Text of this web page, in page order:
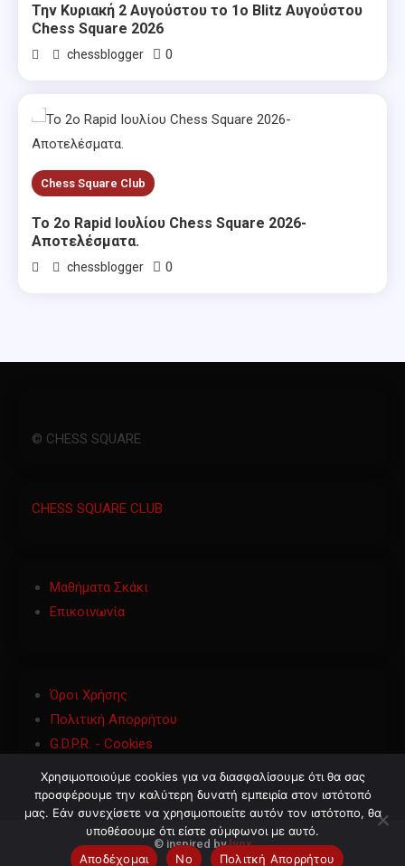
Την Κυριακή 2 Αυγούστου το 1ο Blitz Αυγούστου
Chess Square 2026
chessblogger 0
Chess Square Club
Το 2ο Rapid Ιουλίου Chess Square 2026-
Αποτελέσματα.
chessblogger 0
© CHESS SQUARE
CHESS SQUARE CLUB
Μαθήματα Σκάκι
Επικοινωνία
Όροι Χρήσης
Πολιτική Απορρήτου
G.D.P.R. - Cookies
© inspired bylynx
Χρησιμοποιούμε cookies για να διασφαλίσουμε ότι θα σας
προσφέρουμε την καλύτερη δυνατή εμπειρία στον ιστότοπό
μας. Εάν συνεχίσετε να χρησιμοποιείτε αυτόν τον ιστότοπο, θα
υποθέσουμε ότι είστε σύμφωνοι με αυτό.
Αποδέχομαι
No Πολιτκή Απορρήτου